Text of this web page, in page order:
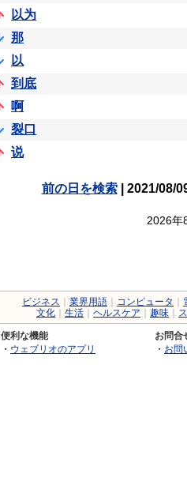
以为
那
以
到底
啊
裂口
说
前の日を検索| 2021/08/
2026年
ビジネス 業界用語 コンピュータ
文化
生活 ヘルスケア 趣味
便利な機能
・ ウェブリオのアプリ
お問合
・ お問